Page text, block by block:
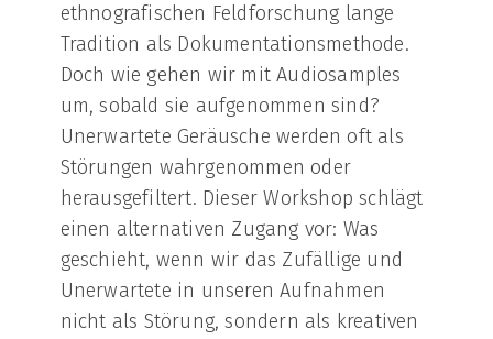
ethnografischen Feldforschung lange
Tradition als Dokumentationsmethode.
Doch wie gehen wir mit Audiosamples
um, sobald sie aufgenommen sind?
Unerwartete Geräusche werden oft als
Störungen wahrgenommen oder
herausgefiltert. Dieser Workshop schlägt
einen alternativen Zugang vor: Was
geschieht, wenn wir das Zufällige und
Unerwartete in unseren Aufnahmen
nicht als Störung, sondern als kreativen